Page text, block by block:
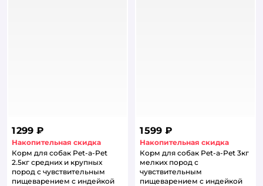
1 299 ₽
Накопительная скидка
Корм для собак Pet-a-Pet
2.5кг средних и крупных
пород с чувствительным
пищеварением с индейкой
1 599 ₽
Накопительная скидка
Корм для собак Pet-a-Pet 3кг
мелких пород с
чувствительным
пищеварением с индейкой